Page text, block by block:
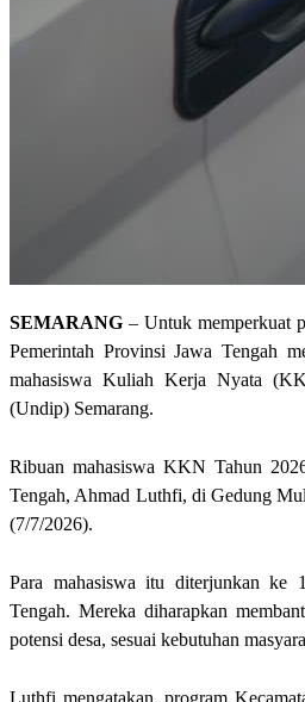
SEMARANG – Untuk memperkuat
Pemerintah Provinsi Jawa Tengah
mahasiswa Kuliah Kerja Nyata
(Undip) Semarang.
Ribuan mahasiswa KKN Tahun
Tengah, Ahmad Luthfi, di Gedung
(7/7/2026).
Para mahasiswa itu diterjunkan ke
Tengah. Mereka diharapkan
potensi desa, sesuai kebutuhan
Luthfi mengatakan, program